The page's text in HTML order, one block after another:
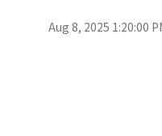
Aug 8, 2025 1:20:00